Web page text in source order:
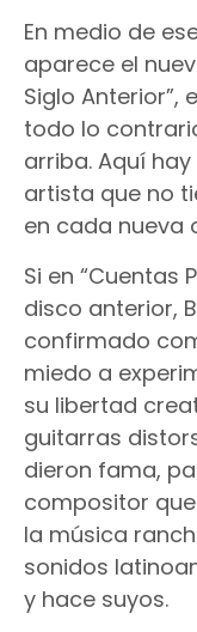
En medio de
aparece el
Siglo Anterior”,
todo lo
arriba. Aquí
artista que no
en cada nueva
Si en “Cuentas
disco anterior,
confirmado
miedo a
su libertad
guitarras
dieron fama,
compositor
la música
sonidos
y hace suyos.